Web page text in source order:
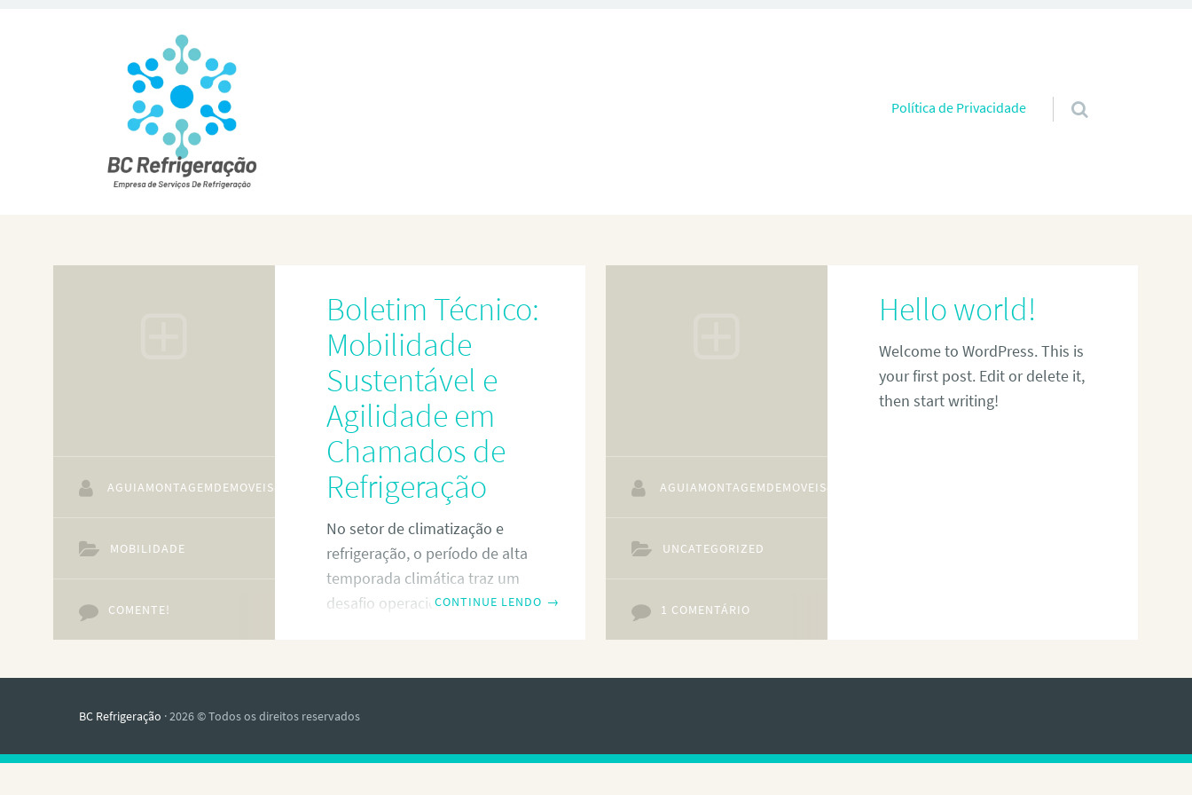
Pular para o conteúdo
Política de Privacidade
COMENTE!
MOBILIDADE
AGUIAMONTAGEMDEMOVEIS@GMAIL.COM
Boletim Técnico:
Mobilidade
Sustentável e
Agilidade em
Chamados de
Refrigeração
No setor de climatização e
refrigeração, o período de alta
temporada climática traz um
desafio operacional duplo: o
engarrafamento urbano que
compressores e sistemas
HVAC funcionando exige um
CONTINUE LENDO → 1 COMENTÁRIO
UNCATEGORIZED
AGUIAMONTAGEMDEMOVEIS@GMAIL.COM
Hello world!
Welcome to WordPress. This is
your first post. Edit or delete it,
then start writing!
BC Refrigeração · 2026 © Todos os direitos reservados